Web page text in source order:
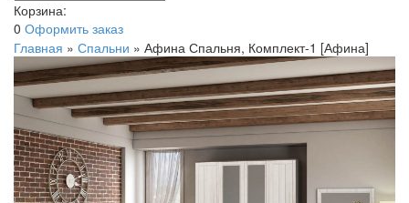
Корзина:
0 Оформить заказ
Главная » Спальни » Афина Спальня, Комплект-1 [Афина]